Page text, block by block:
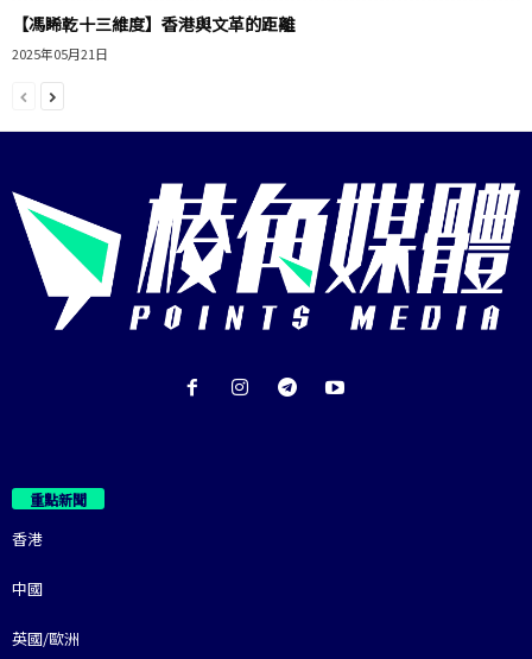
【馮睎乾十三維度】香港與文革的距離
2025年05月21日
重點新聞
香港
中國
英國/歐洲